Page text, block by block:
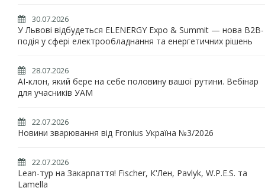
30.07.2026
У Львові відбудеться ELENERGY Expo & Summit — нова B2B-
подія у сфері електрообладнання та енергетичних рішень
28.07.2026
AI-клон, який бере на себе половину вашої рутини. Вебінар
для учасників УАМ
22.07.2026
Новини зварювання від Fronius Україна №3/2026
22.07.2026
Lean-тур на Закарпаття! Fischer, К'Лен, Pavlyk, W.P.E.S. та
Lamella